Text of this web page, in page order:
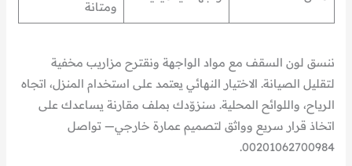
ومتانة
ننسق لون السقف مع مواد الواجهة ونقترح مزاريب مخفية
لتقليل الصيانة. الاختيار النهائي يعتمد على استخدام المنزل، اتجاه
الرياح، واللوائح المحلية. سنزوّدك بملف مقارنة يساعدك على
اتخاذ قرار سريع وواثق لتصميم عمارة خارجي— تواصل
00201062700984.